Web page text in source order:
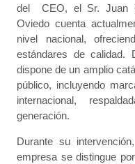
del CEO, el Sr. Juan
Oviedo cuenta
nivel nacional,
estándares de calidad.
dispone de un amplio
público, incluyendo
internacional,
generación.
Durante su
empresa se distingue